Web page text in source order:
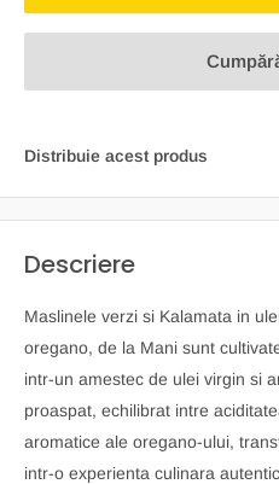
Distribuie acest produs
Descriere
Maslinele verzi si Kalamata in
oregano, de la Mani sunt
intr-un amestec de ulei virgin si
proaspat, echilibrat intre
aromatice ale oregano-ului,
intr-o experienta culinara